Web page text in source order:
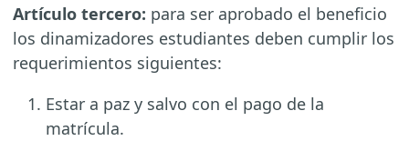
Artículo tercero: para ser aprobado el beneficio
los dinamizadores estudiantes deben cumplir los
requerimientos siguientes:
Estar a paz y salvo con el pago de la
matrícula.